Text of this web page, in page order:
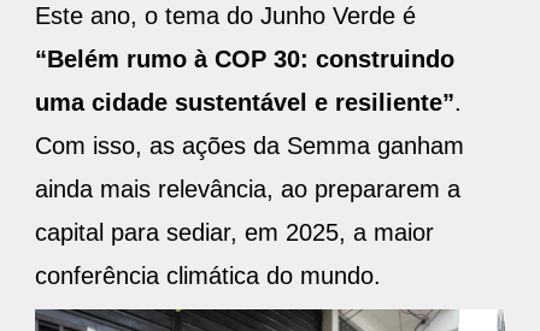
Este ano, o tema do Junho Verde é
“Belém rumo à COP 30: construindo
uma cidade sustentável e resiliente”.
Com isso, as ações da Semma ganham
ainda mais relevância, ao prepararem a
capital para sediar, em 2025, a maior
conferência climática do mundo.